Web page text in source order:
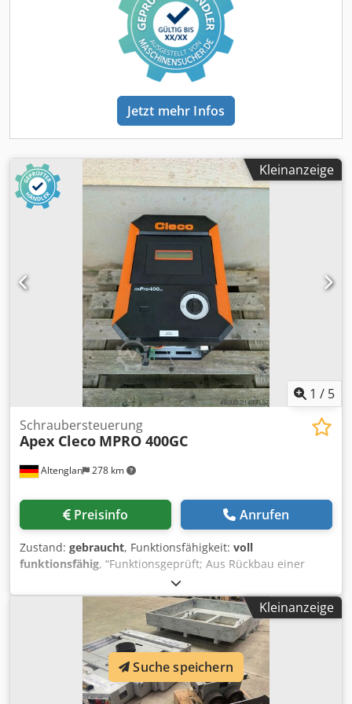
Jetzt mehr Infos
Kleinanzeige
1 / 5
Altenglan 278 km
Schraubersteuerung
Apex Cleco MPRO 400GC
Preisinfo Anrufen
Zustand: gebraucht, Funktionsfähigkeit: voll
funktionsfähig, “Funktionsgeprüft; Aus Rückbau einer
Produktionsanlage eines Automobilzulieferers,
fachmännisch demontiert” Marke: CLECO Serie:
MPRO400GC Dcjdpfoyq R Tzsx Agfjk Spannung: 230 V
Wechselstrom Frequenz: 50/60 Hz Nennstrom: 2 A
Leistung: Typisch 250 VA Schutzart: IP42
Kleinanzeige
Suche speichern